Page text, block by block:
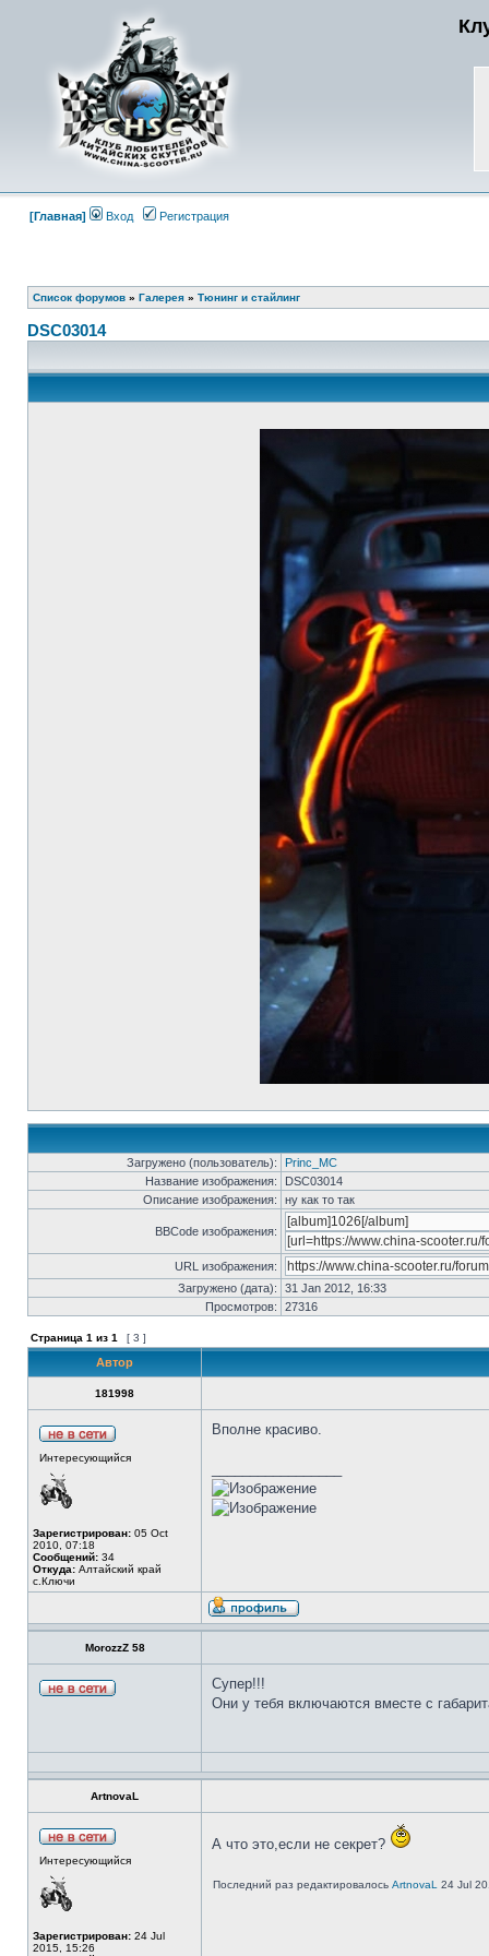
[Главная] Вход Регистрация
Список форумов » Галерея » Тюнинг и стайлинг
DSC03014
Загружено (пользователь):
Princ_MC
Название изображения:
DSC03014
Описание изображения:
ну как то так
BBCode изображения:
URL изображения:
Загружено (дата):
31 Jan 2012, 16:33
Просмотров:
27316
Страница 1 из 1 [ 3 ]
Автор
181998
Интересующийся
Зарегистрирован: 05 Oct
2010, 07:18
Сообщений: 34
Откуда: Алтайский край
с.Ключи
Вполне красиво.
MorozzZ 58
Супер!!!
Они у тебя включаются вместе с
ArtnovaL
Интересующийся
Зарегистрирован: 24 Jul
2015, 15:26
А что это,если не секрет?
Последний раз редактировалось ArtnovaL 24 Jul